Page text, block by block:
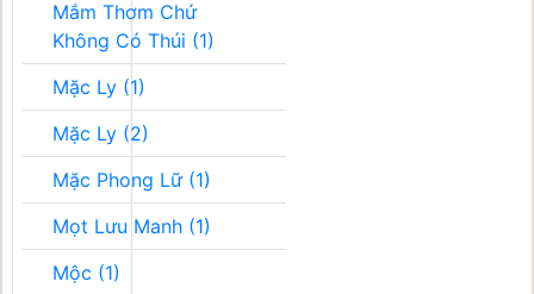
Mắm Thơm Chứ
Không Có Thúi (1)
Mặc Ly (1)
Mặc Ly (2)
Mặc Phong Lữ (1)
Mọt Lưu Manh (1)
Mộc (1)